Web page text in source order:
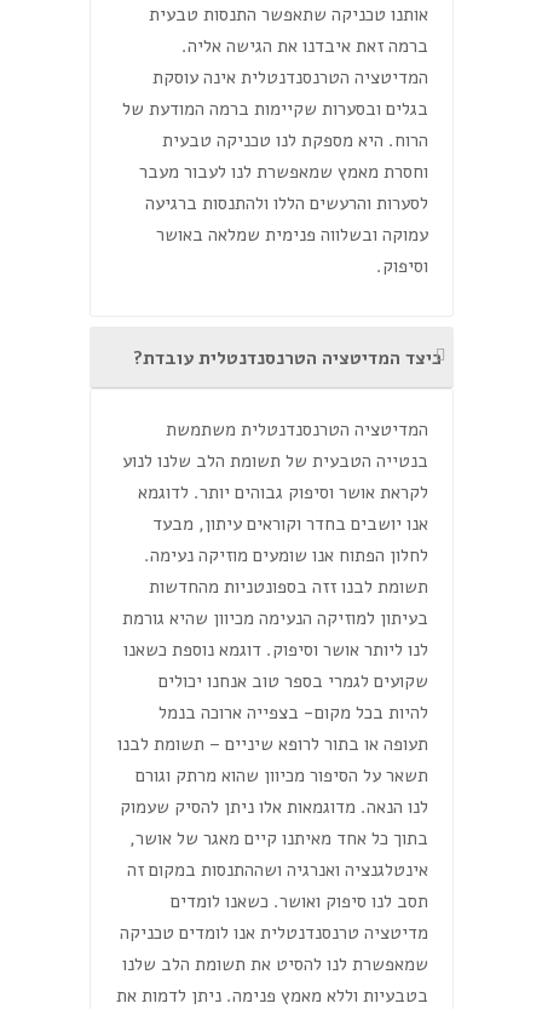
אותנו טכניקה שתאפשר התנסות טבעית
ברמה זאת איבדנו את הגישה אליה.
המדיטציה הטרנסנדנטלית אינה עוסקת
בגלים ובסערות שקיימות ברמה המודעת של
הרוח. היא מספקת לנו טכניקה טבעית
וחסרת מאמץ שמאפשרת לנו לעבור מעבר
לסערות והרעשים הללו ולהתנסות ברגיעה
עמוקה ובשלווה פנימית שמלאה באושר
וסיפוק.
כיצד המדיטציה הטרנסנדנטלית עובדת?
המדיטציה הטרנסנדנטלית משתמשת
בנטייה הטבעית של תשומת הלב שלנו לנוע
לקראת אושר וסיפוק גבוהים יותר. לדוגמא
אנו יושבים בחדר וקוראים עיתון, מבעד
לחלון הפתוח אנו שומעים מוזיקה נעימה.
תשומת לבנו זזה בספונטניות מהחדשות
בעיתון למוזיקה הנעימה מכיוון שהיא גורמת
לנו ליותר אושר וסיפוק. דוגמא נוספת כשאנו
שקועים לגמרי בספר טוב אנחנו יכולים
להיות בכל מקום- בצפייה ארוכה בנמל
תעופה או בתור לרופא שיניים – תשומת לבנו
תשאר על הסיפור מכיוון שהוא מרתק וגורם
לנו הנאה. מדוגמאות אלו ניתן להסיק שעמוק
בתוך כל אחד מאיתנו קיים מאגר של אושר,
אינטלגנציה ואנרגיה ושההתנסות במקום זה
תסב לנו סיפוק ואושר. כשאנו לומדים
מדיטציה טרנסנדנטלית אנו לומדים טכניקה
שמאפשרת לנו להסיט את תשומת הלב שלנו
בטבעיות וללא מאמץ פנימה. ניתן לדמות את